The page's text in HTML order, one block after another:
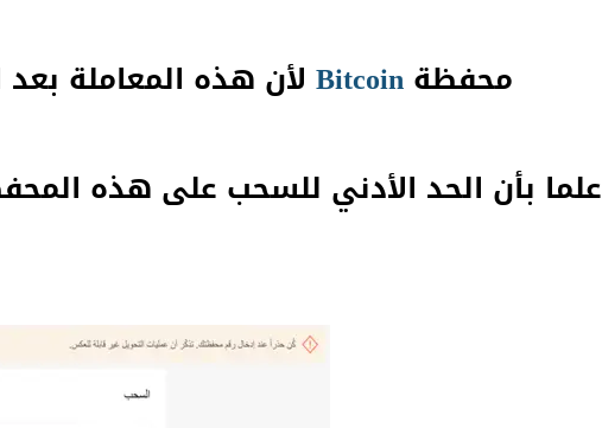
محفظةBitcoin لأن هذه المعاملة بعد
علما بأن الحد الأدني للسحب على هذه المحفظة 20 دولار كما هو في الصورة